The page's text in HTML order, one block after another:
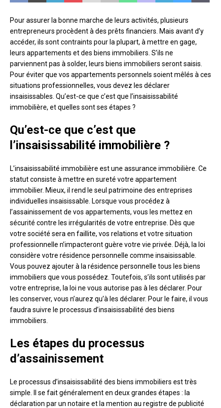
Pour assurer la bonne marche de leurs activités, plusieurs
entrepreneurs procèdent à des prêts financiers. Mais avant d’y
accéder, ils sont contraints pour la plupart, à mettre en gage,
leurs appartements et des biens immobiliers. S’ils ne
parviennent pas à solder, leurs biens immobiliers seront saisis.
Pour éviter que vos appartements personnels soient mêlés à ces
situations professionnelles, vous devez les déclarer
insaisissables. Qu’est-ce que c’est que l’insaisissabilité
immobilière, et quelles sont ses étapes ?
Qu’est-ce que c’est que
l’insaisissabilité immobilière ?
L’insaisissabilité immobilière est une assurance immobilière. Ce
statut consiste à mettre en sureté votre appartement
immobilier. Mieux, il rend le seul patrimoine des entreprises
individuelles insaisissable. Lorsque vous procédez à
l’assainissement de vos appartements, vous les mettez en
sécurité contre les irrégularités de votre entreprise. Dès que
votre société sera en faillite, vos relations et votre situation
professionnelle n’impacteront guère votre vie privée. Déjà, la loi
considère votre résidence personnelle comme insaisissable.
Vous pouvez ajouter à la résidence personnelle tous les biens
immobiliers que vous possédez. Toutefois, s’ils sont utilisés par
votre entreprise, la loi ne vous autorise pas à les déclarer. Pour
les conserver, vous n’aurez qu’à les déclarer. Pour le faire, il vous
faudra suivre le processus d’insaisissabilité des biens
immobiliers.
Les étapes du processus
d’assainissement
Le processus d’insaisissabilité des biens immobiliers est très
simple. Il se fait généralement en deux grandes étapes : la
déclaration par un notaire et la mention au registre de publicité